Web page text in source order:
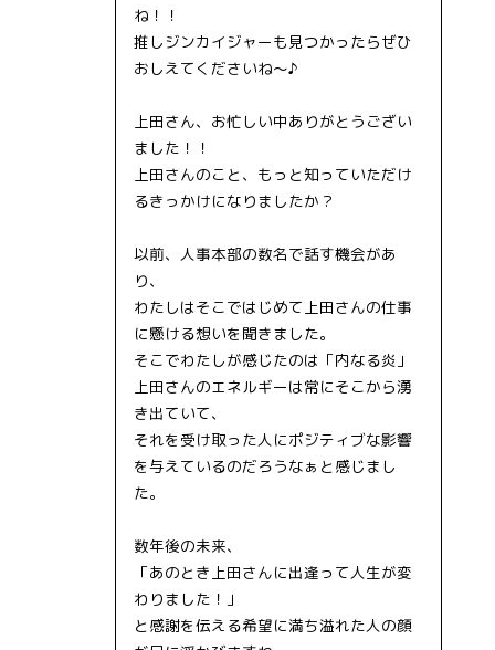
ね！！
推しジンカイジャーも見つかったらぜひ
おしえてくださいね～♪
上田さん、お忙しい中ありがとうござい
ました！！
上田さんのこと、もっと知っていただけ
るきっかけになりましたか？
以前、人事本部の数名で話す機会があ
り、
わたしはそこではじめて上田さんの仕事
に懸ける想いを聞きました。
そこでわたしが感じたのは「内なる炎」
上田さんのエネルギーは常にそこから湧
き出ていて、
それを受け取った人にポジティブな影響
を与えているのだろうなぁと感じまし
た。
数年後の未来、
「あのとき上田さんに出逢って人生が変
わりました！」
と感謝を伝える希望に満ち溢れた人の顔